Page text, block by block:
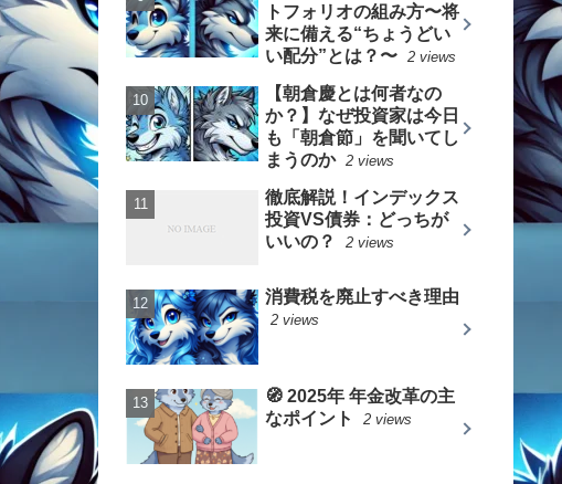
トフォリオの組み方〜将
来に備える“ちょうどい
い配分”とは？〜 2 views
【朝倉慶とは何者なの
か？】なぜ投資家は今日
も「朝倉節」を聞いてし
まうのか 2 views
徹底解説！インデックス
投資VS債券：どっちが
いいの？
2 views
消費税を廃止すべき理由
2 views
🧭 2025年 年金改革の主
なポイント
2 views